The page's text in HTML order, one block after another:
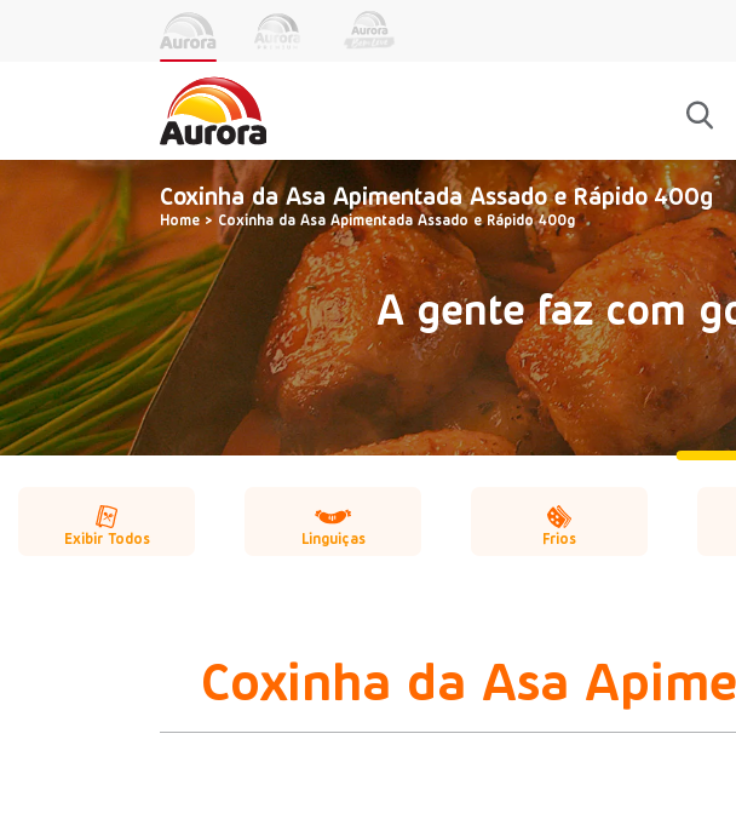
Coxinha da Asa Apimentada Assado e Rápido 400g
Home Coxinha da Asa Apimentada Assado e Rápido 400g
A gente faz com
Exibir Todos Linguiças Frios
Coxinha da Asa